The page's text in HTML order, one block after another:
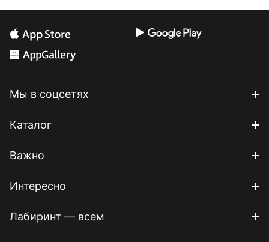
Мы в соцсетях
Каталог
Важно
Интересно
Лабиринт — всем